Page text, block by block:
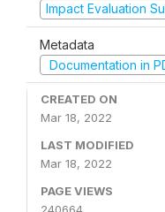
Impact Evaluation
Metadata
Documentation in
CREATED ON
Mar 18, 2022
LAST MODIFIED
Mar 18, 2022
PAGE VIEWS